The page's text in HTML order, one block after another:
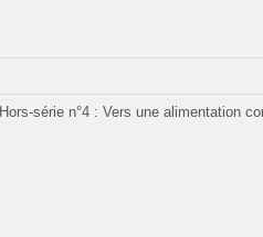
Hors-série n°4 : Vers une alimentation